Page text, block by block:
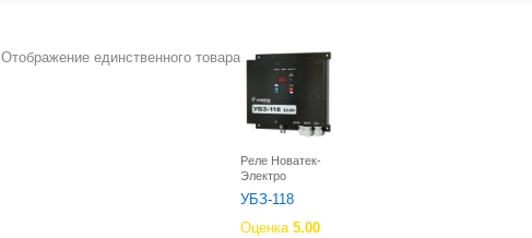
Отображение единственного товара
Реле Новатек-
Электро
УБЗ-118
Оценка 5.00